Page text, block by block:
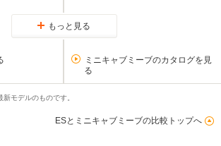
もっと見る
ミニキャブミーブのカタログを見
る
モデルのものです。
ESとミニキャブミーブの比較トップへ